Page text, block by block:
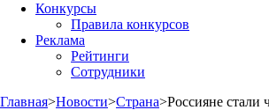
Конкурсы
Правила конкурсов
Реклама
Рейтинги
Сотрудники
Главная>Новости>Страна>Россияне стали